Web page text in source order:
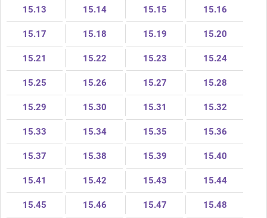
15.13 15.14 15.15 15.16
15.17 15.18 15.19 15.20
15.21 15.22 15.23 15.24
15.25 15.26 15.27 15.28
15.29 15.30 15.31 15.32
15.33 15.34 15.35 15.36
15.37 15.38 15.39 15.40
15.41 15.42 15.43 15.44
15.45 15.46 15.47 15.48